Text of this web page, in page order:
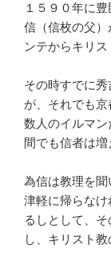
１５９０年に
信（信枚の父
ンテからキリス
その時すでに
が、それでも
数人のイルマ
間でも信者は増
為信は教理を
津軽に帰らな
るしとして、
し、キリスト